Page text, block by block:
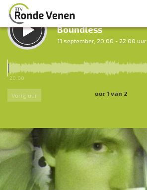
LUISTER TERUG:
Boundless
11 september, 20.00 - 22.00 uur
20.00
Vorig uur uur 1 van 2